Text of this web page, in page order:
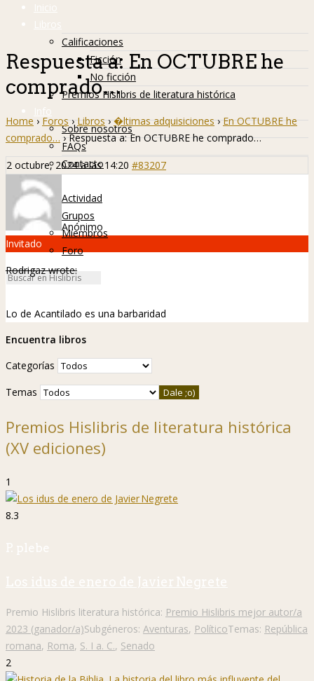
Inicio
Libros
Calificaciones
Ficción
No ficción
Premios Hislibris de literatura histórica
Info
Sobre nosotros
FAQs
Contacto
Hislibreños
Actividad
Grupos
Miembros
Foro
Respuesta a: En OCTUBRE he
comprado…
Home › Foros › Libros › �ltimas adquisiciones › En OCTUBRE he
comprado… › Respuesta a: En OCTUBRE he comprado…
2 octubre, 2024 a las 14:20 #83207
Anónimo
Invitado
Rodrigaz wrote:
Lo de Acantilado es una barbaridad
Encuentra libros
Categorías
Temas
Premios Hislibris de literatura histórica
(XV ediciones)
1
8.3
P. plebe
Los idus de enero de Javier Negrete
Premio Hislibris literatura histórica: Premio Hislibris mejor autor/a
2023 (ganador/a)Subgéneros: Aventuras, PolíticoTemas: República
romana, Roma, S. I a. C., Senado
2